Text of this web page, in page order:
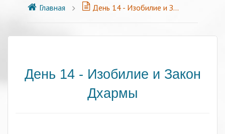
Главная День 14 - Изобилие и Закон Дхармы
День 14 - Изобилие и Закон
Дхармы